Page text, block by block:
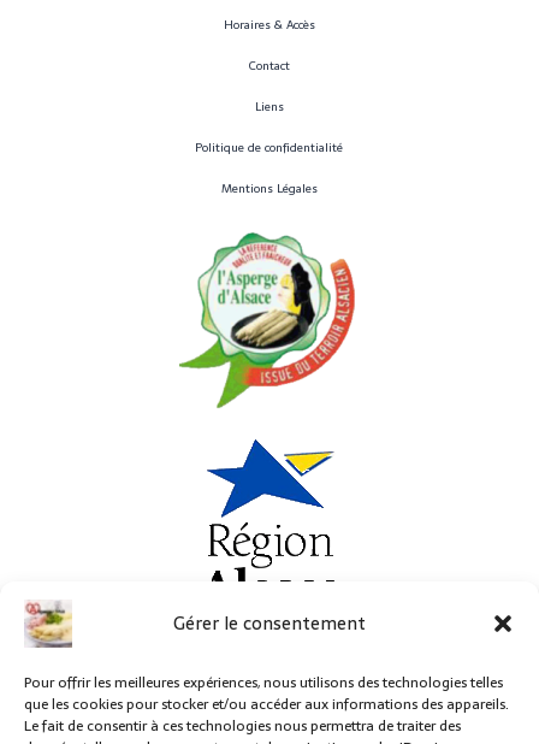
Gérer le consentement
Pour offrir les meilleures expériences, nous utilisons des technologies telles
que les cookies pour stocker et/ou accéder aux informations des appareils.
Le fait de consentir à ces technologies nous permettra de traiter des
Horaires & Accès
Contact
Liens
Politique de confidentialité
Mentions Légales